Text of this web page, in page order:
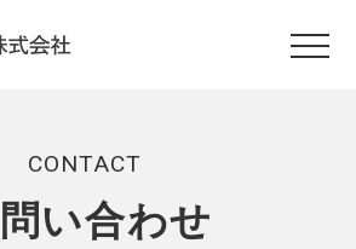
CONTACT
い合わせ